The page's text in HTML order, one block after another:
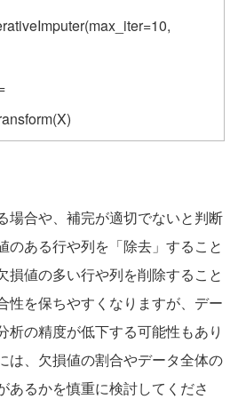
場合や、補完が適切でないと判断
のある行や列を「除去」すること
損値の多い行や列を削除すること
性を保ちやすくなりますが、デー
析の精度が低下する可能性もあり
は、欠損値の割合やデータ全体の
あるかを慎重に検討してくださ